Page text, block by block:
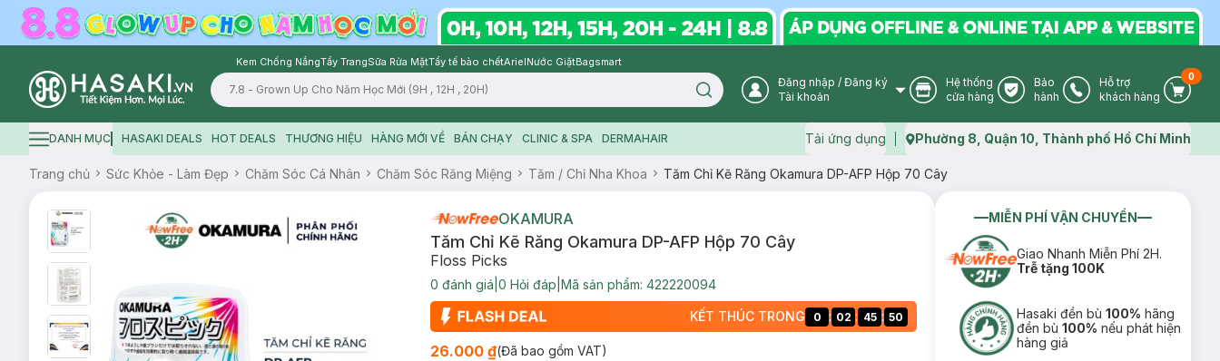
Kem Chống NắngTẩy TrangSữa Rửa MặtTẩy tế bào chếtArielNước GiặtBagsmart
Logo
Search icon User Icon
Đăng nhập / Đăng ký
Tài khoản
Store Icon
Hệ thống
cửa hàng
Warranty Icon
Bảo
hành
Phone Icon
Hỗ trợ
khách hàng
Cart
0
Hamburger icon
DANH MỤC HASAKI DEALS HOT DEALS THƯƠNG HIỆU HÀNG MỚI VỀ BÁN CHẠY CLINIC & SPA DERMAHAIR Tải ứng dụng Map icon
Phường 8, Quận 10, Thành phố Hồ Chí Minh
Trang chủ Sức Khỏe - Làm Đẹp Chăm Sóc Cá Nhân Chăm Sóc Răng Miệng Tăm / Chỉ Nha Khoa Tăm Chỉ Kẽ Răng Okamura DP-AFP Hộp 70 Cây
OKAMURA
Tăm Chỉ Kẽ Răng Okamura DP-AFP Hộp 70 Cây
Floss Picks
0 đánh giá 0 Hỏi đáp Mã sản phẩm: 422220094
KẾT THÚC TRONG 0 : 02 : 45 : 49
26.000 ₫(Đã bao gồm VAT)
MIỄN PHÍ VẬN CHUYỂN
Giao Nhanh Miễn Phí 2H.
Trễ tặng 100K
Hasaki đền bù100% hãng
đền bù100% nếu phát hiện
hàng giả